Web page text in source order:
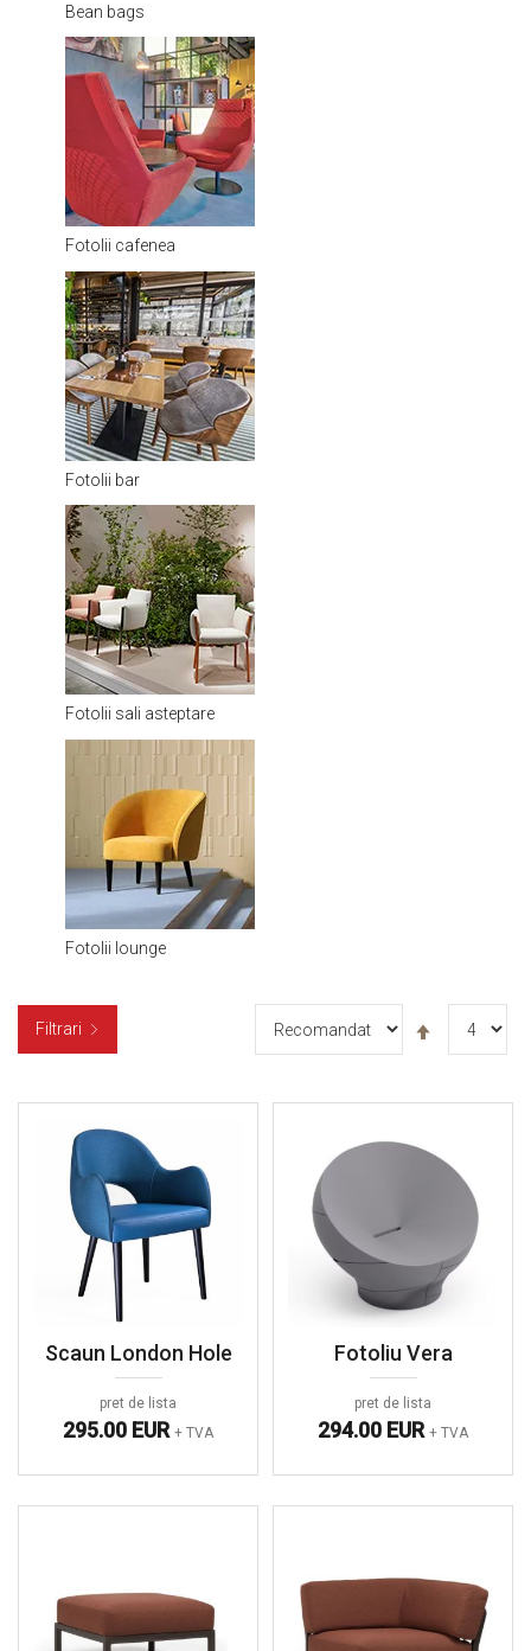
Bean bags
Fotolii cafenea
Fotolii bar
Fotolii sali asteptare
Fotolii lounge
Filtrari
Setați
Scaun London Hole
pret de lista
295.00 EUR + TVA
Fotoliu Vera
pret de lista
294.00 EUR + TVA